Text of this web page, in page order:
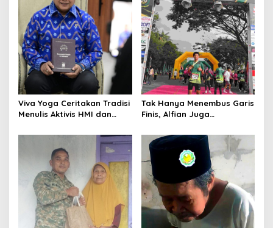
Viva Yoga Ceritakan Tradisi
Menulis Aktivis HMI dan
Tak Hanya Menembus Garis
Finis, Alfian Juga